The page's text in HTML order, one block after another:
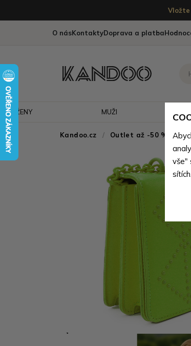
Vložte
O násKontaktyDoprava a platba
ŽENY MUŽI
Kandoo.cz Outlet až -50 % -
vše"